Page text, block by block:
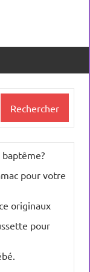
Rechercher
pour votre
originaux
pour